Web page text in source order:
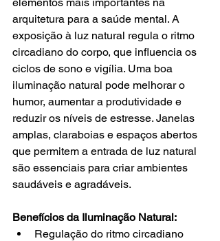
arquitetura para a saúde mental. A
exposição à luz natural regula o ritmo
circadiano do corpo, que influencia os
ciclos de sono e vigília. Uma boa
iluminação natural pode melhorar o
humor, aumentar a produtividade e
reduzir os níveis de estresse. Janelas
amplas, claraboias e espaços abertos
que permitem a entrada de luz natural
são essenciais para criar ambientes
saudáveis e agradáveis.
Benefícios da Iluminação Natural:
Regulação do ritmo circadiano